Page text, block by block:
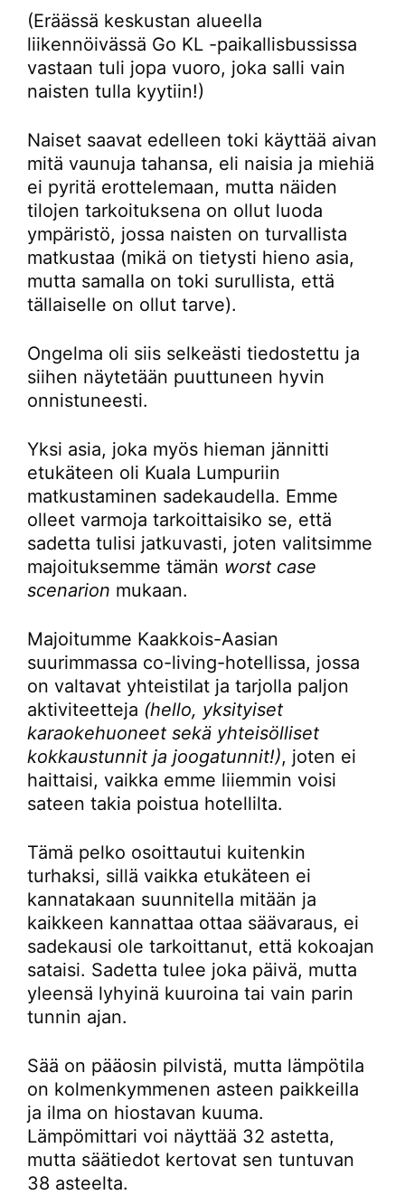
(Eräässä keskustan alueella
liikennöivässä Go KL -paikallisbussissa
vastaan tuli jopa vuoro, joka salli vain
naisten tulla kyytiin!)
Naiset saavat edelleen toki käyttää aivan
mitä vaunuja tahansa, eli naisia ja miehiä
ei pyritä erottelemaan, mutta näiden
tilojen tarkoituksena on ollut luoda
ympäristö, jossa naisten on turvallista
matkustaa (mikä on tietysti hieno asia,
mutta samalla on toki surullista, että
tällaiselle on ollut tarve).
Ongelma oli siis selkeästi tiedostettu ja
siihen näytetään puuttuneen hyvin
onnistuneesti.
Yksi asia, joka myös hieman jännitti
etukäteen oli Kuala Lumpuriin
matkustaminen sadekaudella. Emme
olleet varmoja tarkoittaisiko se, että
sadetta tulisi jatkuvasti, joten valitsimme
majoituksemme tämän worst case
scenarion mukaan.
Majoitumme Kaakkois-Aasian
suurimmassa co-living-hotellissa, jossa
on valtavat yhteistilat ja tarjolla paljon
aktiviteetteja (hello, yksityiset
karaokehuoneet sekä yhteisölliset
kokkaustunnit ja joogatunnit!), joten ei
haittaisi, vaikka emme liiemmin voisi
sateen takia poistua hotellilta.
Tämä pelko osoittautui kuitenkin
turhaksi, sillä vaikka etukäteen ei
kannatakaan suunnitella mitään ja
kaikkeen kannattaa ottaa säävaraus, ei
sadekausi ole tarkoittanut, että kokoajan
sataisi. Sadetta tulee joka päivä, mutta
yleensä lyhyinä kuuroina tai vain parin
tunnin ajan.
Sää on pääosin pilvistä, mutta lämpötila
on kolmenkymmenen asteen paikkeilla
ja ilma on hiostavan kuuma.
Lämpömittari voi näyttää 32 astetta,
mutta säätiedot kertovat sen tuntuvan
38 asteelta.